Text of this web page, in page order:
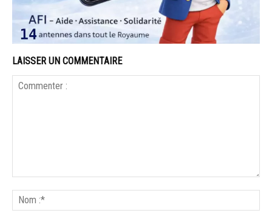
LAISSER UN COMMENTAIRE